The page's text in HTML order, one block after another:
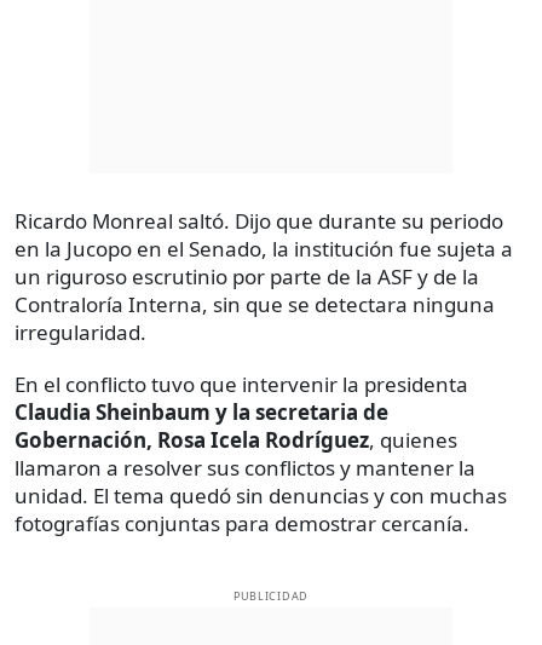
Ricardo Monreal saltó. Dijo que durante su periodo
en la Jucopo en el Senado, la institución fue sujeta a
un riguroso escrutinio por parte de la ASF y de la
Contraloría Interna, sin que se detectara ninguna
irregularidad.
En el conflicto tuvo que intervenir la presidenta
Claudia Sheinbaum y la secretaria de
Gobernación, Rosa Icela Rodríguez, quienes
llamaron a resolver sus conflictos y mantener la
unidad. El tema quedó sin denuncias y con muchas
fotografías conjuntas para demostrar cercanía.
PUBLICIDAD